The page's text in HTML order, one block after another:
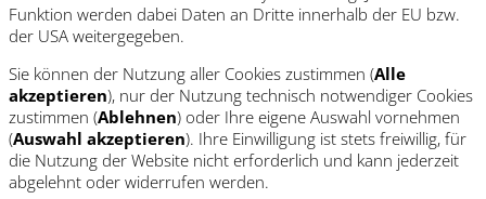
Funktion werden dabei Daten an Dritte innerhalb der EU bzw.
der USA weitergegeben.
Sie können der Nutzung aller Cookies zustimmen (Alle
akzeptieren), nur der Nutzung technisch notwendiger Cookies
zustimmen (Ablehnen) oder Ihre eigene Auswahl vornehmen
(Auswahl akzeptieren). Ihre Einwilligung ist stets freiwillig, für
die Nutzung der Website nicht erforderlich und kann jederzeit
abgelehnt oder widerrufen werden.